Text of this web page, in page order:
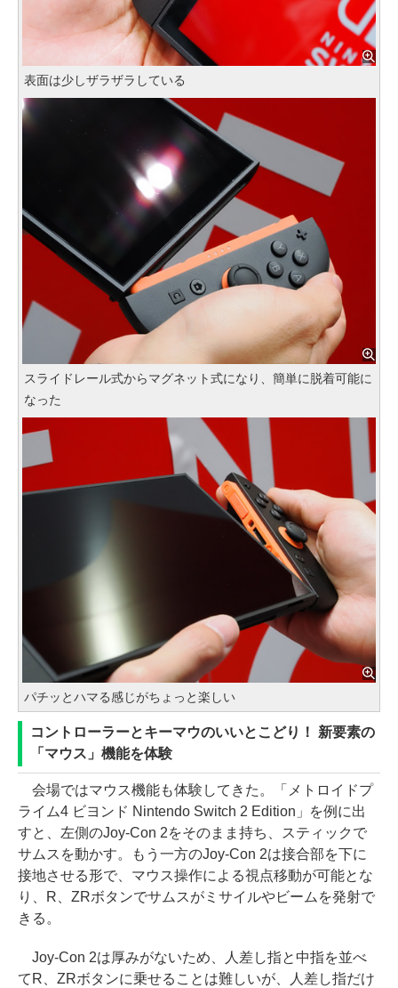
表面は少しザラザラしている
スライドレール式からマグネット式になり、簡単に脱着可能に
なった
パチッとハマる感じがちょっと楽しい
コントローラーとキーマウのいいとこどり！ 新要素の
「マウス」機能を体験
会場ではマウス機能も体験してきた。「メトロイドプ
ライム4 ビヨンド Nintendo Switch 2 Edition」を例に出
すと、左側のJoy-Con 2をそのまま持ち、スティックで
サムスを動かす。もう一方のJoy-Con 2は接合部を下に
接地させる形で、マウス操作による視点移動が可能とな
り、R、ZRボタンでサムスがミサイルやビームを発射で
きる。
Joy-Con 2は厚みがないため、人差し指と中指を並べ
てR、ZRボタンに乗せることは難しいが、人差し指だけ